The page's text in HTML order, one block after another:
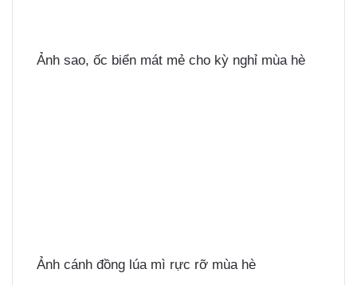
Ảnh sao, ốc biển mát mẻ cho kỳ nghỉ mùa hè
Ảnh cánh đồng lúa mì rực rỡ mùa hè